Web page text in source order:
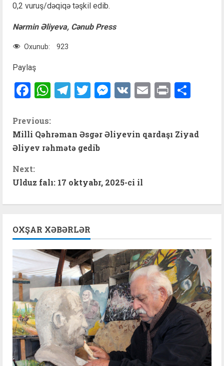
0,2 vuruş/dəqiqə təşkil edib.
Nərmin Əliyeva, Cənub Press
Oxunub: 923
Paylaş
Facebook
WhatsApp
Telegram
Twitter
Messenger
VK Email
Print
C
o
n
t
i
n
u
e
R
e
a
d
Previous:
Milli Qəhrəman Əsgər Əliyevin qardaşı Ziyad
Əliyev rəhmətə gedib
Next:
Ulduz falı: 17 oktyabr, 2025-ci il
OXŞAR XƏBƏRLƏR